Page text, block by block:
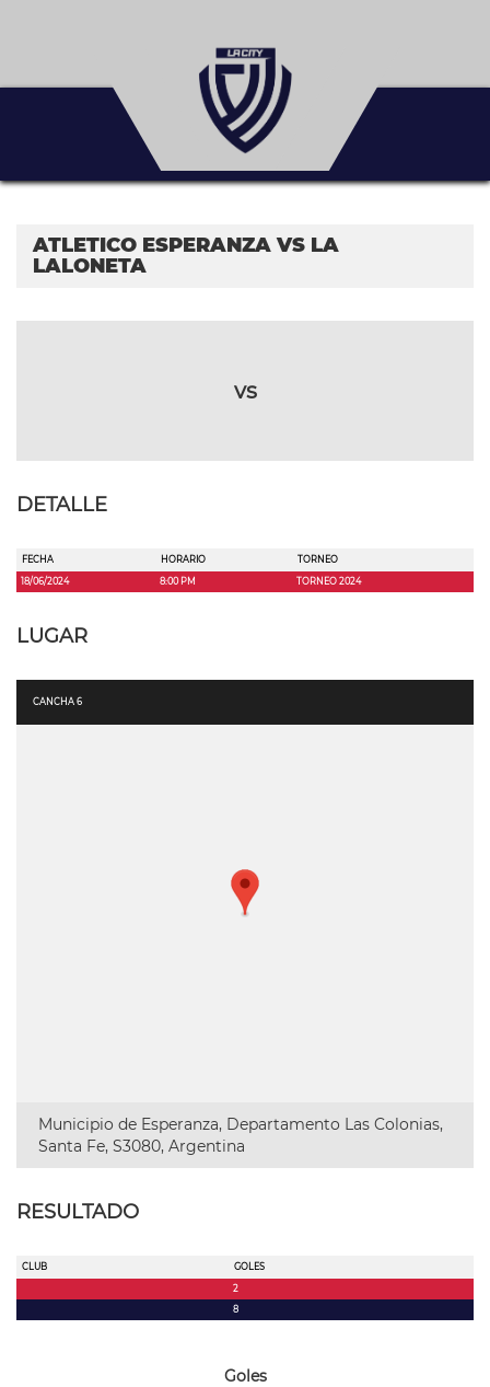
ATLETICO ESPERANZA VS LA
LALONETA
vs
DETALLE
FECHA HORARIO
TORNEO
18/06/2024
8:00 PM TORNEO 2024
LUGAR
CANCHA 6
Municipio de Esperanza, Departamento Las Colonias,
Santa Fe, S3080, Argentina
RESULTADO
CLUB
GOLES
2
8
Goles